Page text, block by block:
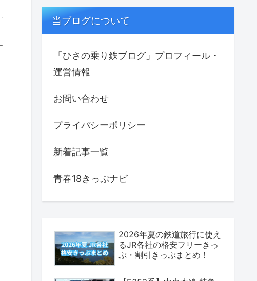
当ブログについて
「ひさの乗り鉄ブログ」プロフィール・
運営情報
お問い合わせ
プライバシーポリシー
新着記事一覧
青春18きっぷナビ
2026年夏の鉄道旅行に使え
るJR各社の格安フリーきっ
ぷ・割引きっぷまとめ！